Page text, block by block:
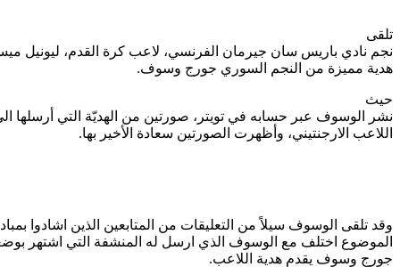
تلقى
نجم نادي باريس سان جيرمان الفرنسي، لاعب كرة القدم، ليونيل
هدية مميزة من النجم السوري جورج وسوف.
حيث
نشر الوسوف عبر حسابه في تويتر، صورتين من الهديّة التي
اللاعب الارجنتيني، وأظهرت الصورتين سعادة الأخير بها.
وقد تلقى الوسوف سيلاً من التعليقات من المتابعين الذين اشادوا
الموضوع اختلف مع الوسوف الذي ارسل له المنشفة التي اشتهر
جورج وسوف يقدم هدية اللاعب.